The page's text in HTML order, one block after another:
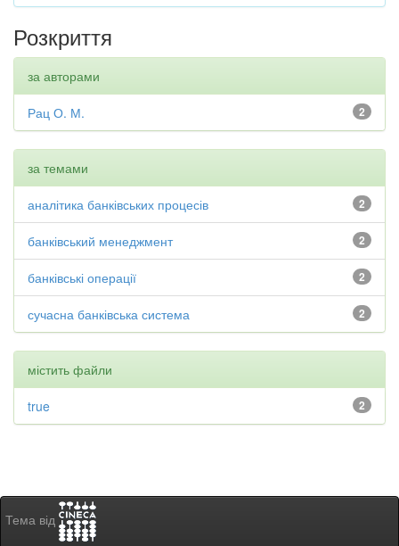
Розкриття
за авторами
2
Рац О. М.
за темами
2
аналітика банківських процесів
2
банківський менеджмент
2
банківські операції
2
сучасна банківська система
містить файли
2
true
Тема від